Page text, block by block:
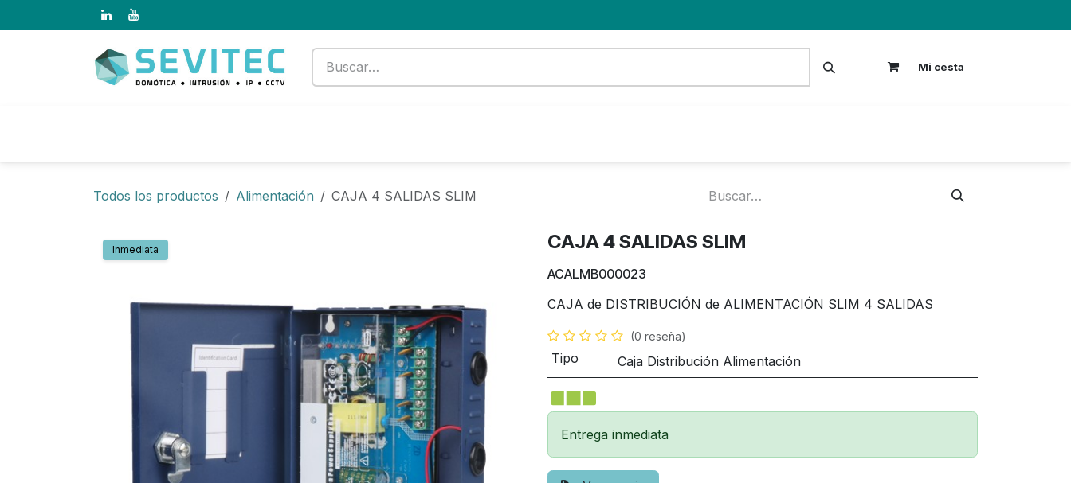
Mi cesta
Todos los productos Alimentación CAJA 4 SALIDAS SLIM
Inmediata CAJA 4 SALIDAS SLIM
ACALMB000023
CAJA de DISTRIBUCIÓN de ALIMENTACIÓN SLIM 4 SALIDAS
(0 reseña)
Tipo Caja Distribución Alimentación
Entrega inmediata